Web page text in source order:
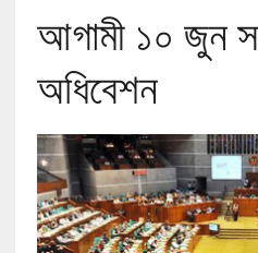
আগামী ১০ জুন
অধিবেশন